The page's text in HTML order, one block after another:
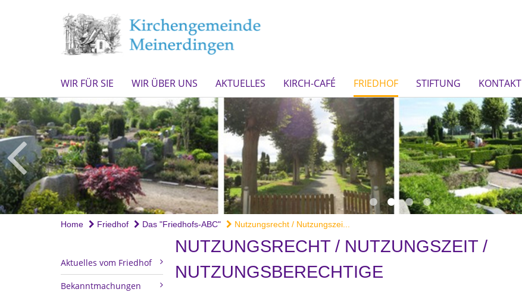
WIR FÜR SIE WIR ÜBER UNS AKTUELLES KIRCH-CAFÉ FRIEDHOF STIFTUNG KONTAKT
Home Friedhof Das "Friedhofs-ABC" Nutzungsrecht / Nutzungszei...
Aktuelles vom Friedhof
Bekanntmachungen
NUTZUNGSRECHT / NUTZUNGSZEIT /
NUTZUNGSBERECHTIGE